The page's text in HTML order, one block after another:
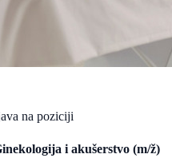
na poziciji
i akušerstvo (m/ž)